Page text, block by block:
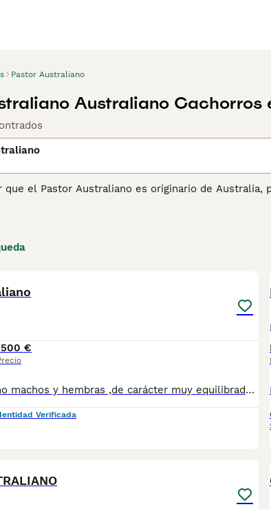
Pastor Australiano
Australiano Cachorros
que el Pastor Australiano es originario de Australia,
€
Pastor australiano machos y hembras ,de carácter muy equilibrado simpáticos,sociables,cariñosos,inteligentes,muy cariñosos con los niños y el resto de animales se entregan vacunados desparasitados pasaporte microchip y contrato de garantía
Verificada